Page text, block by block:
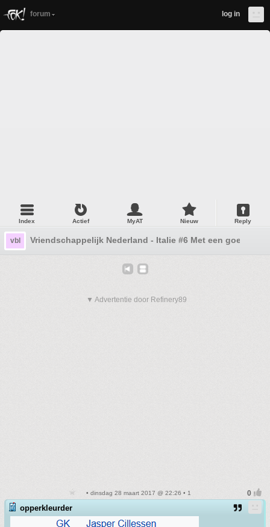
forum log in
Index Actief MyAT Nieuw Reply
vbl Vriendschappelijk Nederland - Italie #6 Met een goede
▼ Advertentie door Refinery89
• dinsdag 28 maart 2017 @ 22:26 • 1
opperkleurder